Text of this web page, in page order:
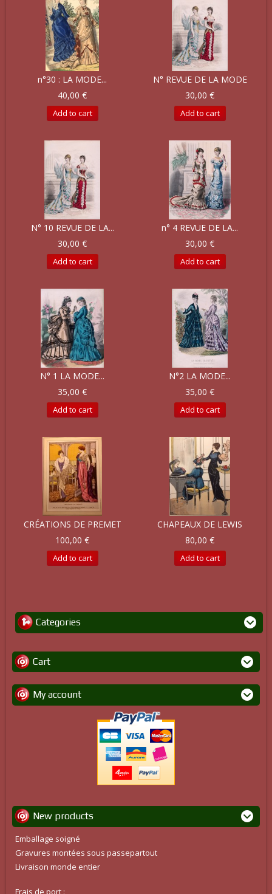
n°30 : LA MODE...
40,00 €
Add to cart
N° REVUE DE LA MODE
30,00 €
Add to cart
N° 10 REVUE DE LA...
30,00 €
Add to cart
n° 4 REVUE DE LA...
30,00 €
Add to cart
N° 1 LA MODE...
35,00 €
Add to cart
N°2 LA MODE...
35,00 €
Add to cart
CRÉATIONS DE PREMET
100,00 €
Add to cart
CHAPEAUX DE LEWIS
80,00 €
Add to cart
Categories
Cart
My account
New products
Emballage soigné
Gravures montées sous passepartout
Livraison monde entier
Frais de port :